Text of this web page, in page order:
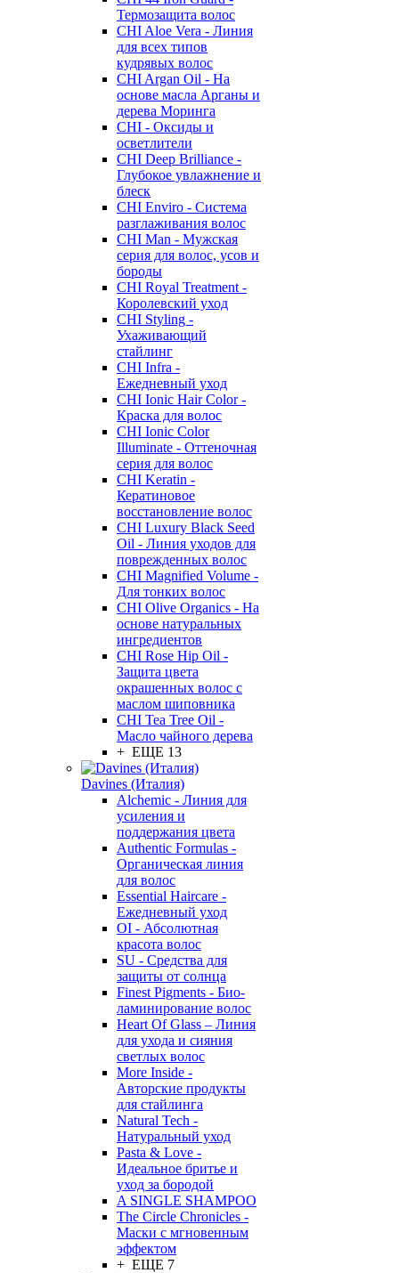
Термозащита волос
CHI Aloe Vera - Линия
для всех типов
кудрявых волос
CHI Argan Oil - На
основе масла Арганы и
дерева Моринга
CHI - Оксиды и
осветлители
CHI Deep Brilliance -
Глубокое увлажнение и
блеск
CHI Enviro - Система
разглаживания волос
CHI Man - Мужская
серия для волос, усов и
бороды
CHI Royal Treatment -
Королевский уход
CHI Styling -
Ухаживающий
стайлинг
CHI Infra -
Ежедневный уход
CHI Ionic Hair Color -
Краска для волос
CHI Ionic Color
Illuminate - Оттеночная
серия для волос
CHI Keratin -
Кератиновое
восстановление волос
CHI Luxury Black Seed
Oil - Линия уходов для
поврежденных волос
CHI Magnified Volume -
Для тонких волос
CHI Olive Organics - На
основе натуральных
ингредиентов
CHI Rose Hip Oil -
Защита цвета
окрашенных волос с
маслом шиповника
CHI Tea Tree Oil -
Масло чайного дерева
+ ЕЩЕ 13
Davines (Италия)
Alchemic - Линия для
усиления и
поддержания цвета
Authentic Formulas -
Органическая линия
для волос
Essential Haircare -
Eжедневный уход
OI - Абсолютная
красота волос
SU - Средства для
защиты от солнца
Finest Pigments - Био-
ламинирование волос
Heart Of Glass – Линия
для ухода и сияния
светлых волос
More Inside -
Авторские продукты
для стайлинга
Natural Tech -
Натуральный уход
Pasta & Love -
Идеальное бритье и
уход за бородой
A SINGLE SHAMPOO
The Circle Chronicles -
Маски с мгновенным
эффектом
+ ЕЩЕ 7